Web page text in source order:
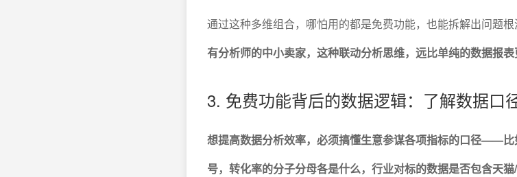
通过这种多维组合，哪怕用的都是免费功能，也能拆解出问题根
有分析师的中小卖家，这种联动分析思维，远比单纯的数据报表
3. 免费功能背后的数据逻辑：了解数据口
想提高数据分析效率，必须搞懂生意参谋各项指标的口径——比
号，转化率的分子分母各是什么，行业对标的数据是否包含天